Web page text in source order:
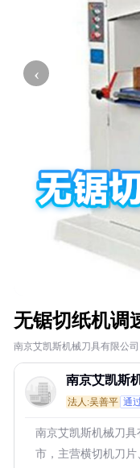
‹
无锯切纸机调
南京艾凯斯机械刀具有限公司
南京艾凯斯
法人:吴善平 通
南京艾凯斯机械刀具
市，主营横切机刀片